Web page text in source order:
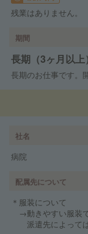
残業はありません。
期間
長期（3ヶ月以上）
長期のお仕事です
社名
病院
配属先について
＊服装について
→動きやすい服装
派遣先によっては